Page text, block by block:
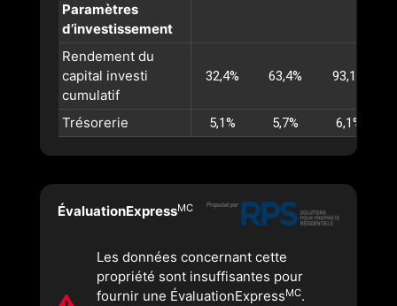
Paramètres
d’investissement
Rendement du
capital investi
cumulatif
32,4% 63,4% 93,1%
Trésorerie 5,1% 5,7% 6,1%
ÉvaluationExpressMC
Les données concernant cette
propriété sont insuffisantes pour
fournir une ÉvaluationExpressMC.